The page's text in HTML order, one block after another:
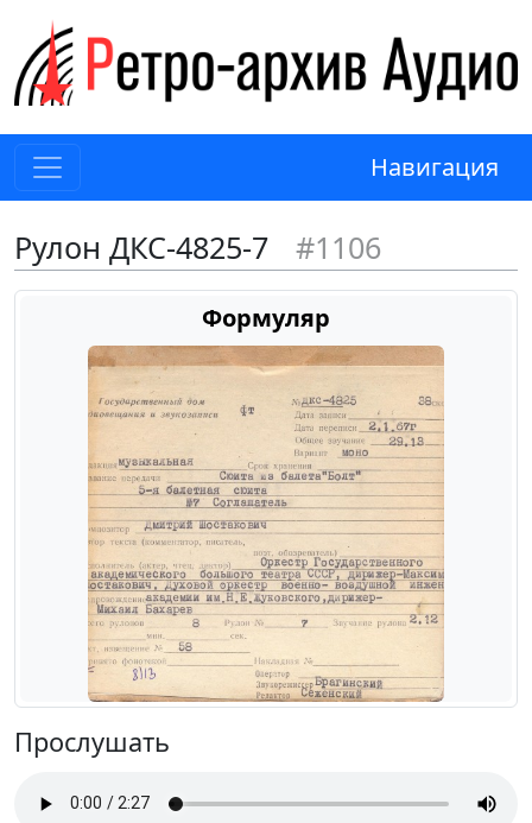
Навигация
Рулон ДКС-4825-7 #1106
Формуляр
Прослушать